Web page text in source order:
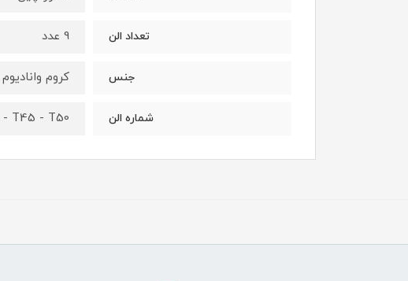
تعداد الن 9 عدد
جنس کروم وانادیوم
شماره الن - T45 - T50